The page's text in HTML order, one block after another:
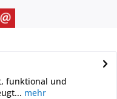
funktional und
mehr